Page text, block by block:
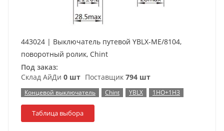
443024 | Выключатель путевой YBLX-ME/8104,
поворотный ролик, Chint
Под заказ:
Склад АйДи 0 шт Поставщик 794 шт
Концевой выключатель Chint YBLX 1НО+1НЗ
Таблица выбора